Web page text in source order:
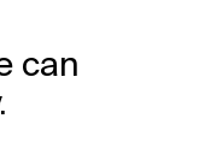
can